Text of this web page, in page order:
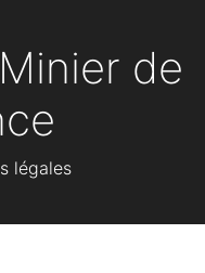
de
légales